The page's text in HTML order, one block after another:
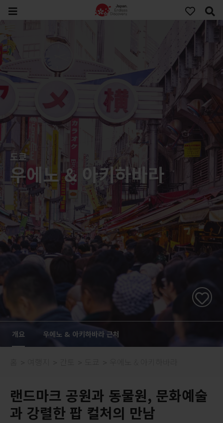
도쿄
우에노 & 아키하바라
개요 우에노 & 아키하바라 근처
랜드마크 공원과 동물원, 문화예술
과 강렬한 팝 컬처의 만남